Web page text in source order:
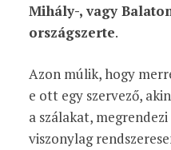
Mihály-, vagy
országszerte.
Azon múlik, hogy
e ott egy szervező,
a szálakat,
viszonylag